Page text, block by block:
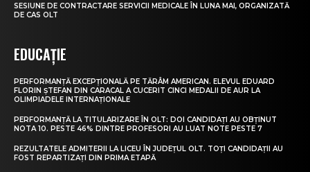
SESIUNE DE CONTRACTARE SERVICII MEDICALE ÎN LUNA MAI, ORGANIZATĂ
DE CAS OLT
EDUCAȚIE
PERFORMANȚĂ EXCEPȚIONALĂ PE TĂRÂM AMERICAN. ELEVUL EDUARD
FLORIN ȘTEFAN DIN CARACAL A CUCERIT CINCI MEDALII DE AUR LA
OLIMPIADELE INTERNAȚIONALE
PERFORMANȚĂ LA TITULARIZARE ÎN OLT: DOI CANDIDAȚI AU OBȚINUT
NOTA 10. PESTE 46% DINTRE PROFESORI AU LUAT NOTE PESTE 7
REZULTATELE ADMITERII LA LICEU ÎN JUDEȚUL OLT. TOȚI CANDIDAȚII AU
FOST REPARTIZAȚI DIN PRIMA ETAPĂ